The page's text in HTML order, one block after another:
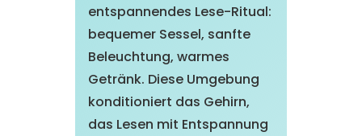
entspannendes Lese-Ritual:
bequemer Sessel, sanfte
Beleuchtung, warmes
Getränk. Diese Umgebung
konditioniert das Gehirn,
das Lesen mit Entspannung